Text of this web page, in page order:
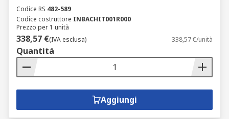
Codice RS 482-589
Codice costruttore INBACHIT001R000
Prezzo per 1 unità
338,57 €(IVA esclusa) 338,57 €/unità
Quantità
Aggiungi